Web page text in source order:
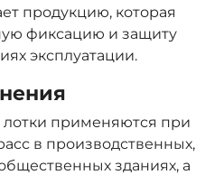
продукцию, которая
фиксацию и защиту
эксплуатации.
применяются при
в производственных,
зданиях, а